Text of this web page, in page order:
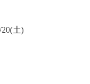
土)